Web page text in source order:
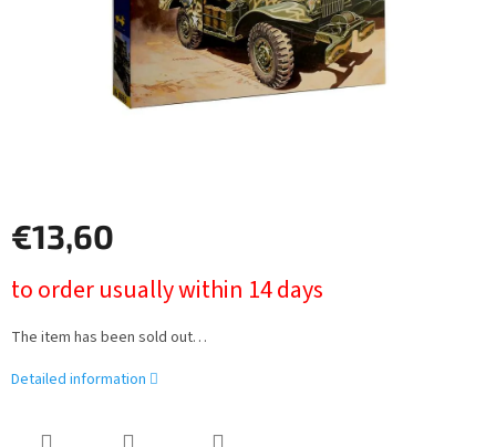
€13,60
price:
to order usually within 14 days
The item has been sold out…
Detailed information